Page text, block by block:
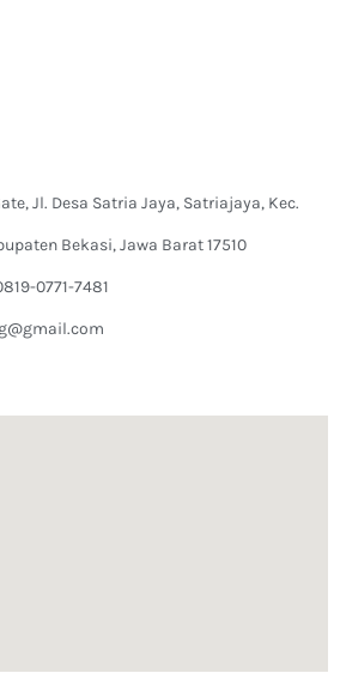
Jl. Desa Satria Jaya, Satriajaya, Kec.
Bekasi, Jawa Barat 17510
0771-7481